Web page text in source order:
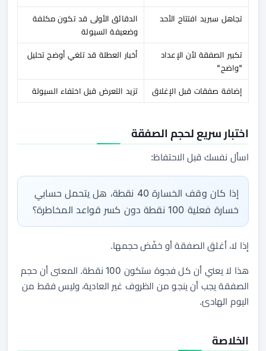
تجاهل سبريد افتتاح الأحد
الدقائق الأولى قد تكون مكلفة
وضعيفة السيولة
تكبير الصفقة لأن الإعداد
"واضح"
أخبار العطلة قد تلغي أوضح تحليل
إضافة صفقات قبل الإغلاق تزيد التعرض قبل اختفاء السيولة
اختبار سريع لحجم الصفقة
اسأل نفسك قبل الاحتفاظ:
إذا كان وقف الخسارة 40 نقطة، هل يتحمل حسابي
خسارة فعلية 100 نقطة دون كسر قواعد المخاطرة؟
إذا لا، أغلق الصفقة أو خفّض حجمها.
هذا لا يعني أن كل فجوة ستكون 100 نقطة. المعنى أن حجم
الصفقة يجب أن ينجو من الظروف غير العادية، وليس فقط من
اليوم الهادئ.
الخلاصة